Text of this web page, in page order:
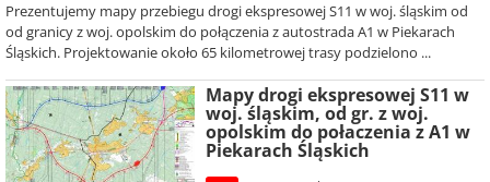
Prezentujemy mapy przebiegu drogi ekspresowej S11 w woj. śląskim od
od granicy z woj. opolskim do połączenia z autostrada A1 w Piekarach
Śląskich. Projektowanie około 65 kilometrowej trasy podzielono ...
Mapy drogi ekspresowej S11 w
woj. śląskim, od gr. z woj.
opolskim do połaczenia z A1 w
Piekarach Śląskich